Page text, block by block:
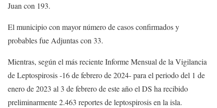
Juan con 193.
El municipio con mayor número de casos confirmados y
probables fue Adjuntas con 33.
Mientras, según el más reciente Informe Mensual de la Vigilancia
de Leptospirosis -16 de febrero de 2024- para el periodo del 1 de
enero de 2023 al 3 de febrero de este año el DS ha recibido
preliminarmente 2.463 reportes de leptospirosis en la isla.